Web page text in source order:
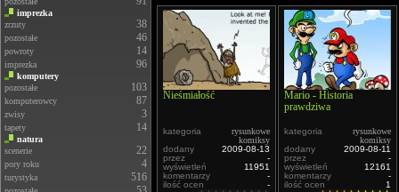
imprezka
zrzuty
38
pozostałe 46
powroty 14
imprezka 96
komputery
pozostałe
103
komputerowcy 87
zwisy 3
tapety 14
natura
scenerie
22
pory roku 4
turystyka 516
Nieśmiałość
kategoria
rysunkowe
komiksy
dodany
2009-08-13
przez
-
wyświetleń
11951
komentarzy
-
ilość ocen
-
Mario - Historia
prawdziwa
kategoria
rysunkowe
komiksy
dodany
2009-08-11
przez
-
wyświetleń
12161
komentarzy
-
ilość ocen
1